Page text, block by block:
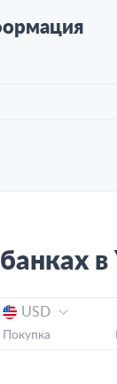
в
USD
Покупка